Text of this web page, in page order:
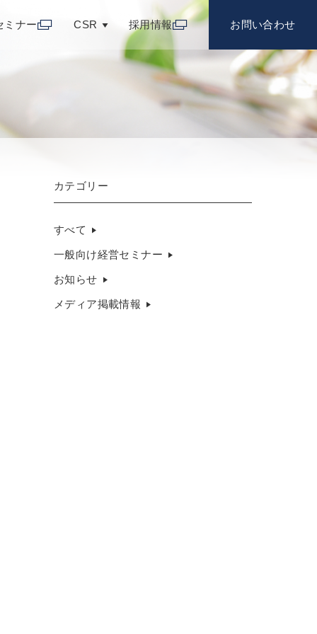
ミナー CSR 採用情報 お問い合わせ
カテゴリー
すべて
一般向け経営セミナー
お知らせ
メディア掲載情報